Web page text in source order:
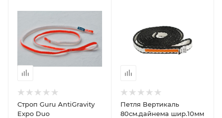
Строп Guru AntiGravity
Expo Duo
Петля Вертикаль
80см.дайнема шир.10мм